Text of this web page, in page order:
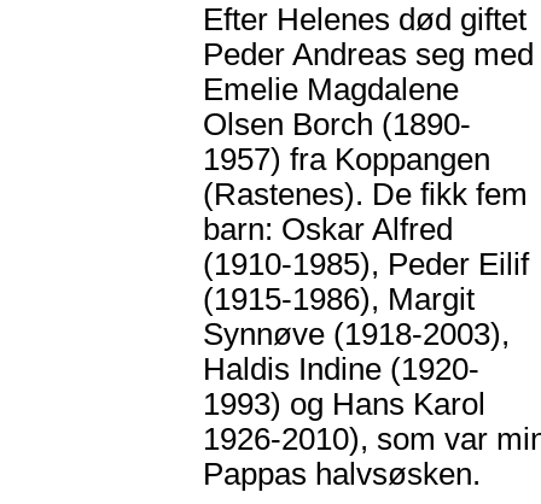
Efter Helenes død giftet
Peder Andreas seg med
Emelie Magdalene
Olsen Borch (1890-
1957) fra Koppangen
(Rastenes). De fikk fem
barn: Oskar Alfred
(1910-1985), Peder Eilif
(1915-1986), Margit
Synnøve (1918-2003),
Haldis Indine (1920-
1993) og Hans Karol
1926-2010), som var
Pappas halvsøsken.